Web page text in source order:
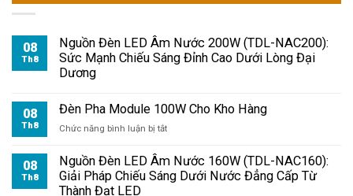
08
Th8
Nguồn Đèn LED Âm Nước 200W (TDL-NAC200):
Sức Mạnh Chiếu Sáng Đỉnh Cao Dưới Lòng Đại
Dương
08
Th8
Đèn Pha Module 100W Cho Kho Hàng
Chức năng bình luận bị tắtở
Pha
Module
100W
08
Th8
Nguồn Đèn LED Âm Nước 160W (TDL-NAC160):
Giải Pháp Chiếu Sáng Dưới Nước Đẳng Cấp Từ
Thành Đạt LED